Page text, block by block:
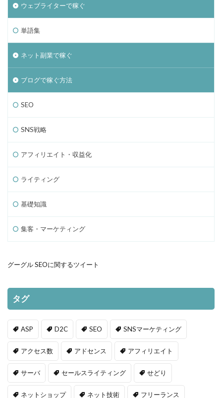
ウェブライターで稼ぐ
単語集
ネット副業で稼ぐ
ブログで稼ぐ方法
SEO
SNS戦略
アフィリエイト・収益化
ライティング
基礎知識
集客・マーケティング
グーグル SEOに関するツイート
タグ
ASP D2C SEO SNSマーケティング
アクセス数 アドセンス アフィリエイト
サーバ セールスライティング せどり
ネットショップ ネット技術 フリーランス